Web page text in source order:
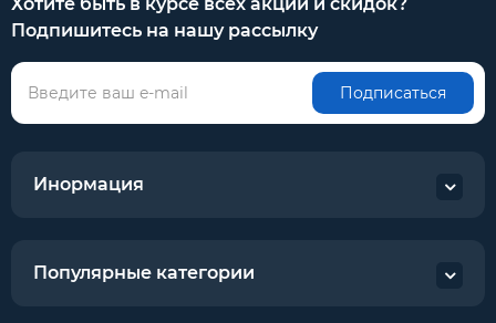
Подпишитесь на нашу рассылку
Подписаться
Инормация
Популярные категории